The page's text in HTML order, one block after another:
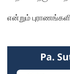
என்றும்